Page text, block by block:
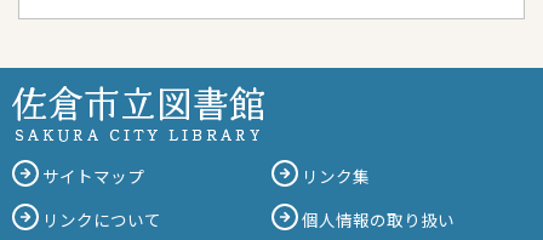
サイトマップ
リンク集
リンクについて
個人情報の取り扱い